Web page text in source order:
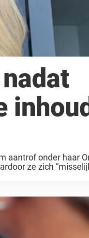
aantrof onder haar
ze zich